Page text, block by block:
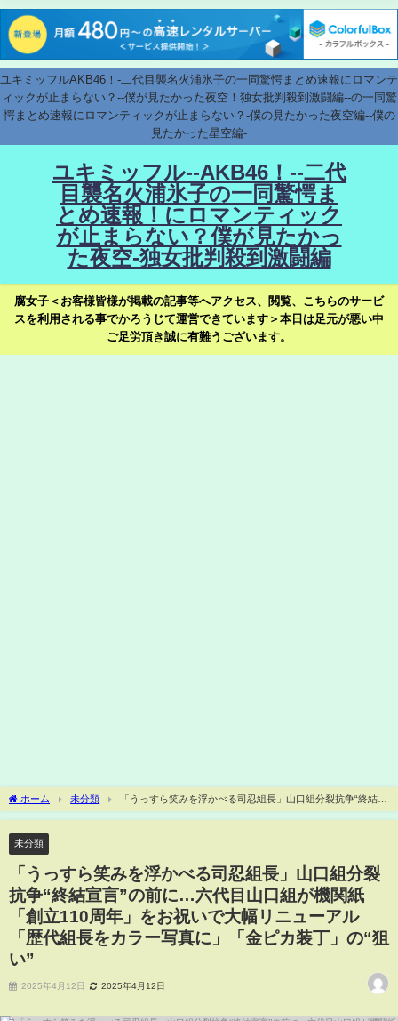
ユキミッフルAKB46！-二代目襲名火浦氷子の一同驚愕まとめ速報にロマンテ
ィックが止まらない？--僕が見たかった夜空！独女批判殺到激闘編--の一同驚
愕まとめ速報にロマンティックが止まらない？-僕の見たかった夜空編--僕の
見たかった星空編-
ユキミッフル--AKB46！--二代
目襲名火浦氷子の一同驚愕ま
とめ速報！にロマンティック
が止まらない？僕が見たかっ
た夜空-独女批判殺到激闘編
腐女子＜お客様皆様が掲載の記事等へアクセス、閲覧、こちらのサービ
スを利用される事でかろうじて運営できています＞本日は足元が悪い中
ご足労頂き誠に有難うございます。
ホーム 未分類
「うっすら笑みを浮かべる司忍組長」山口組分裂抗争“終結宣
言”の前に…六代目山口組が機関紙「創立110周年」をお祝いで大幅リニューアル「歴
未分類
「うっすら笑みを浮かべる司忍組長」山口組分裂
抗争“終結宣言”の前に…六代目山口組が機関紙
「創立110周年」をお祝いで大幅リニューアル
「歴代組長をカラー写真に」「金ピカ装丁」の“狙
い”
2025年4月12日 2025年4月12日